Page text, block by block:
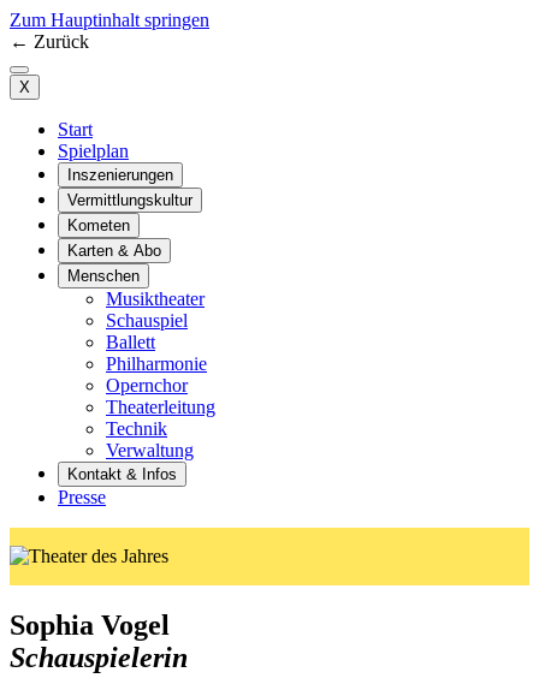
Zum Hauptinhalt springen
← Zurück
X
Start
Spielplan
Inszenierungen
Vermittlungskultur
Kometen
Karten & Abo
Menschen
Musiktheater
Schauspiel
Ballett
Philharmonie
Opernchor
Theaterleitung
Technik
Verwaltung
Kontakt & Infos
Presse
Sophia Vogel
Schauspielerin